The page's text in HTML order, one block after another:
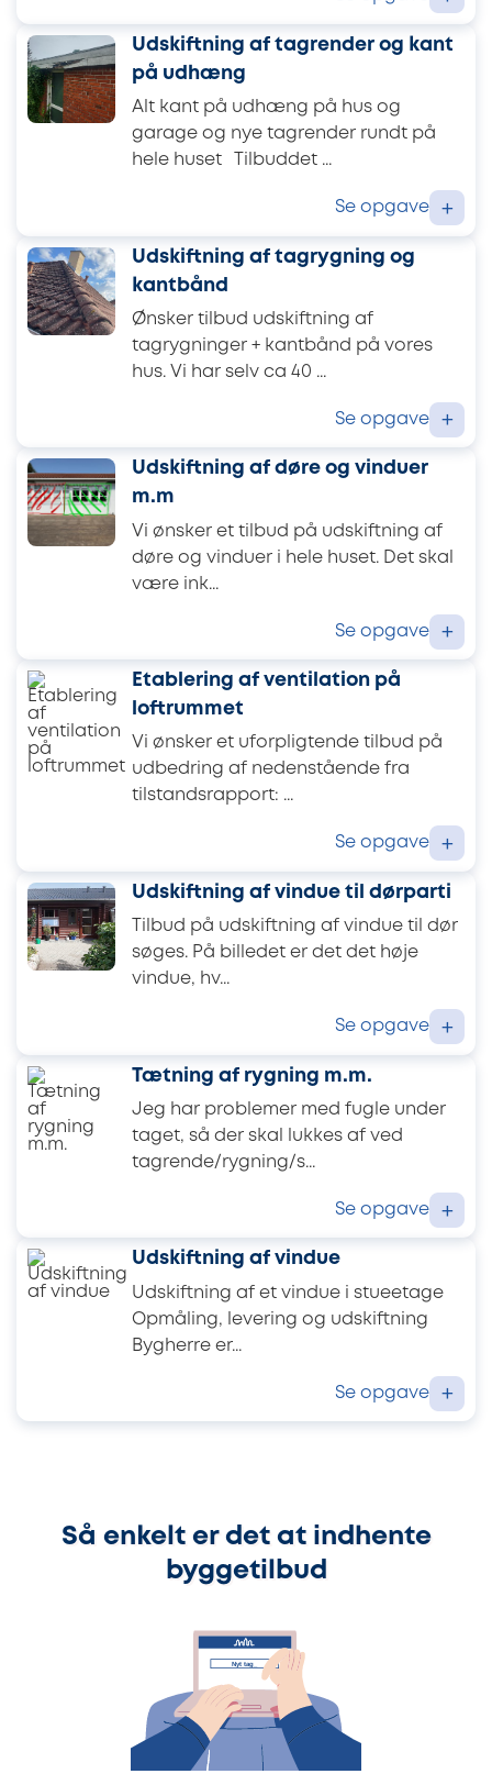
Udskiftning af tagrender og kant
på udhæng
Alt kant på udhæng på hus og
garage og nye tagrender rundt på
hele huset Tilbuddet ...
Se opgave +
Udskiftning af tagrygning og
kantbånd
Ønsker tilbud udskiftning af
tagrygninger + kantbånd på vores
hus. Vi har selv ca 40 ...
Se opgave +
Udskiftning af døre og vinduer
m.m
Vi ønsker et tilbud på udskiftning af
døre og vinduer i hele huset. Det skal
være ink...
Se opgave +
Etablering af ventilation på
loftrummet
Vi ønsker et uforpligtende tilbud på
udbedring af nedenstående fra
tilstandsrapport: ...
Se opgave +
Udskiftning af vindue til dørparti
Tilbud på udskiftning af vindue til dør
søges. På billedet er det det høje
vindue, hv...
Se opgave +
Tætning af rygning m.m.
Jeg har problemer med fugle under
taget, så der skal lukkes af ved
tagrende/rygning/s...
Se opgave +
Udskiftning af vindue
Udskiftning af et vindue i stueetage
Opmåling, levering og udskiftning
Bygherre er...
Se opgave +
Så enkelt er det at indhente
byggetilbud